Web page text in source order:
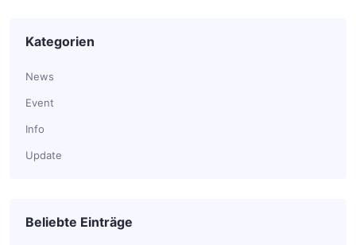
Kategorien
News
Event
Info
Update
Beliebte Einträge